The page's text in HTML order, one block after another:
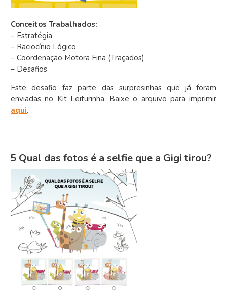
Conceitos Trabalhados:
– Estratégia
– Raciocínio Lógico
– Coordenação Motora Fina (Traçados)
– Desafios
Este desafio faz parte das surpresinhas que já foram
enviadas no Kit Leiturinha. Baixe o arquivo para imprimir
aqui.
5 Qual das fotos é a selfie que a Gigi tirou?